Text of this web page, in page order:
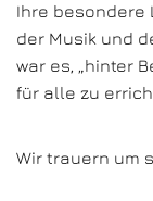
Ihre besondere
der Musik und
war es, „hinter
für alle zu
Wir trauern um